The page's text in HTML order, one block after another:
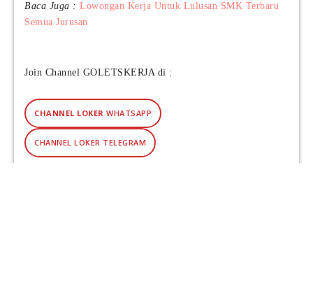
Baca Juga : Lowongan Kerja Untuk Lulusan SMK Terbaru
Semua Jurusan
Join Channel GOLETSKERJA di :
CHANNEL LOKER WHATSAPP
CHANNEL LOKER TELEGRAM